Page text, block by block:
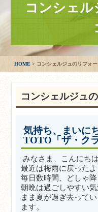
コンシェ
HOME コンシェルジュのリフォ
コンシェルジュ
気持ち、まいに
TOTO「ザ・ク
みなさま、こんにちは
最近は梅雨に戻ったよ
毎日数時間、どしゃ降
朝晩は過ごしやすい
まま夏が過ぎ去って
ます。